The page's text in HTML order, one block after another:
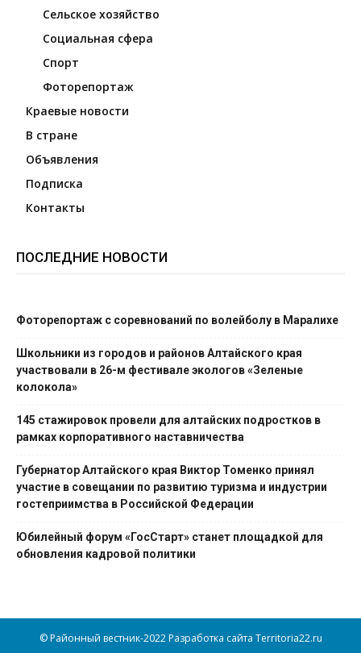
Сельское хозяйство
Социальная сфера
Спорт
Фоторепортаж
Краевые новости
В стране
Объявления
Подписка
Контакты
ПОСЛЕДНИЕ НОВОСТИ
Фоторепортаж с соревнований по волейболу в Маралихе
Школьники из городов и районов Алтайского края
участвовали в 26-м фестивале экологов «Зеленые
колокола»
145 стажировок провели для алтайских подростков в
рамках корпоративного наставничества
Губернатор Алтайского края Виктор Томенко принял
участие в совещании по развитию туризма и индустрии
гостеприимства в Российской Федерации
Юбилейный форум «ГосСтарт» станет площадкой для
обновления кадровой политики
© Районный вестник-2022 Разработка сайта Territoria22.ru